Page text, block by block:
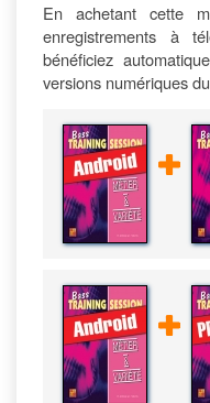
En achetant cette
enregistrements à
bénéficiez
versions numériques